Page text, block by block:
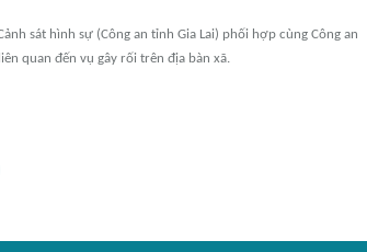
sát hình sự (Công an tỉnh Gia Lai) phối hợp cùng Công an
quan đến vụ gây rối trên địa bàn xã.